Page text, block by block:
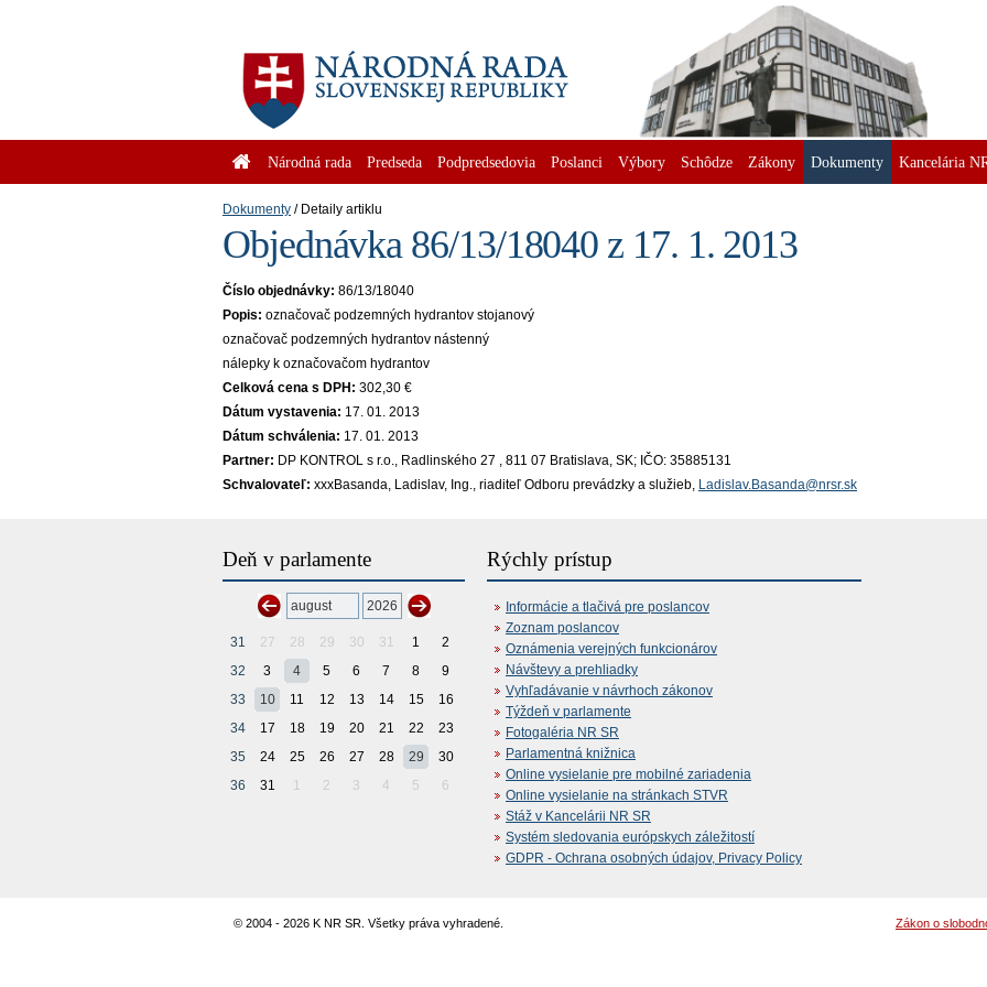
Národná rada Predseda Podpredsedovia Poslanci Výbory Schôdze Zákony Dokumenty Kancelária
Dokumenty Detaily artiklu
Objednávka 86/13/18040 z 17. 1. 2013
Číslo objednávky: 86/13/18040
Popis: označovač podzemných hydrantov stojanový
označovač podzemných hydrantov nástenný
nálepky k označovačom hydrantov
Celková cena s DPH: 302,30 €
Dátum vystavenia: 17. 01. 2013
Dátum schválenia: 17. 01. 2013
Partner: DP KONTROL s r.o., Radlinského 27 , 811 07 Bratislava, SK; IČO: 35885131
Schvalovateľ: xxxBasanda, Ladislav, Ing., riaditeľ Odboru prevádzky a služieb, Ladislav.Basanda@nrsr.sk
Deň v parlamente
31 27 28 29 30 31 1
2
32
3 4 5 6 7 8
9
33
10 11 12 13 14 15
16
34
17 18 19 20 21 22
23
35
24 25 26 27 28 29
30
36
31 1 2 3 4 5 6
Rýchly prístup
Informácie a tlačivá pre poslancov
Zoznam poslancov
Oznámenia verejných funkcionárov
Návštevy a prehliadky
Vyhľadávanie v návrhoch zákonov
Týždeň v parlamente
Fotogaléria NR SR
Parlamentná knižnica
Online vysielanie pre mobilné zariadenia
Online vysielanie na stránkach STVR
Stáž v Kancelárii NR SR
Systém sledovania európskych záležitostí
GDPR - Ochrana osobných údajov, Privacy Policy
© 2004 - 2026 K NR SR. Všetky práva vyhradené. Zákon o